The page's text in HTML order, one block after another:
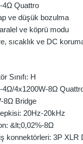
4Ω Quattro
ve düşük bozulma
ve köprü modu
sıcaklık ve DC
Sınıfı: H
4Ω/4x1200W-8Ω
8Ω Bridge
20Hz-20kHz
&lt;0,02%-8Ω
konnektörleri: 3P XLR